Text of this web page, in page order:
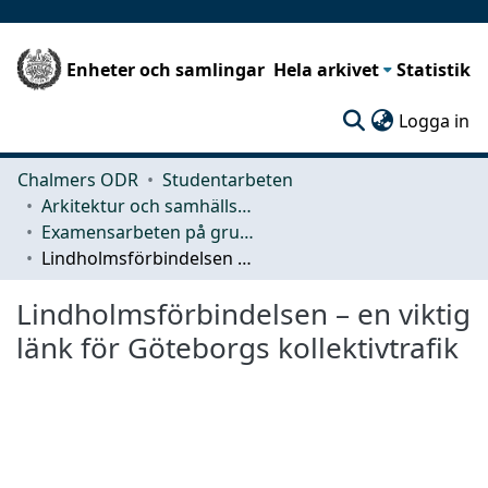
Enheter och samlingar Hela arkivet Statistik
Logga in
Chalmers ODR
Studentarbeten
Arkitektur och samhällsbyggnadsteknik (ACE)
Examensarbeten på grundnivå
Lindholmsförbindelsen – en viktig länk för Göteborgs kollektivtrafik
Lindholmsförbindelsen – en viktig
länk för Göteborgs kollektivtrafik